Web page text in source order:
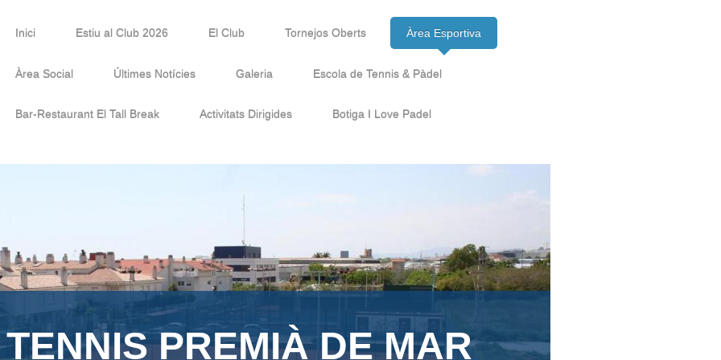
Inici Estiu al Club 2026 El Club Tornejos Oberts Àrea Esportiva
Àrea Social Últimes Notícies Galeria Escola de Tennis & Pàdel
Bar-Restaurant El Tall Break Activitats Dirigides Botiga I Love Padel
PREMIÀ DE MAR